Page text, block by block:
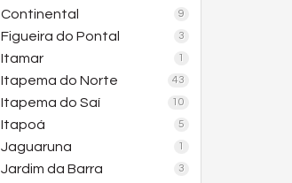
Continental 9
Figueira do Pontal 3
Itamar 1
Itapema do Norte 43
Itapema do Saí 10
Itapoá 5
Jaguaruna 1
Jardim da Barra 3